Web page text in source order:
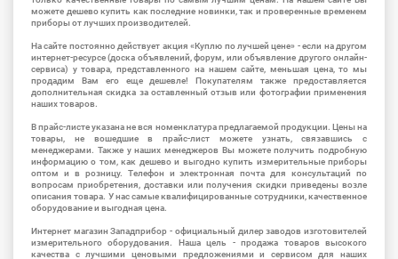
можете дешево купить как последние новинки, так и проверенные временем
приборы от лучших производителей.
На сайте постоянно действует акция «Куплю по лучшей цене» - если на другом
интернет-ресурсе (доска объявлений, форум, или объявление другого онлайн-
сервиса) у товара, представленного на нашем сайте, меньшая цена, то мы
продадим Вам его еще дешевле! Покупателям также предоставляется
дополнительная скидка за оставленный отзыв или фотографии применения
наших товаров.
В прайс-листе указана не вся номенклатура предлагаемой продукции. Цены на
товары, не вошедшие в прайс-лист можете узнать, связавшись с
менеджерами. Также у наших менеджеров Вы можете получить подробную
информацию о том, как дешево и выгодно купить измерительные приборы
оптом и в розницу. Телефон и электронная почта для консультаций по
вопросам приобретения, доставки или получения скидки приведены возле
описания товара. У нас самые квалифицированные сотрудники, качественное
оборудование и выгодная цена.
Интернет магазин Западприбор - официальный дилер заводов изготовителей
измерительного оборудования. Наша цель - продажа товаров высокого
качества с лучшими ценовыми предложениями и сервисом для наших